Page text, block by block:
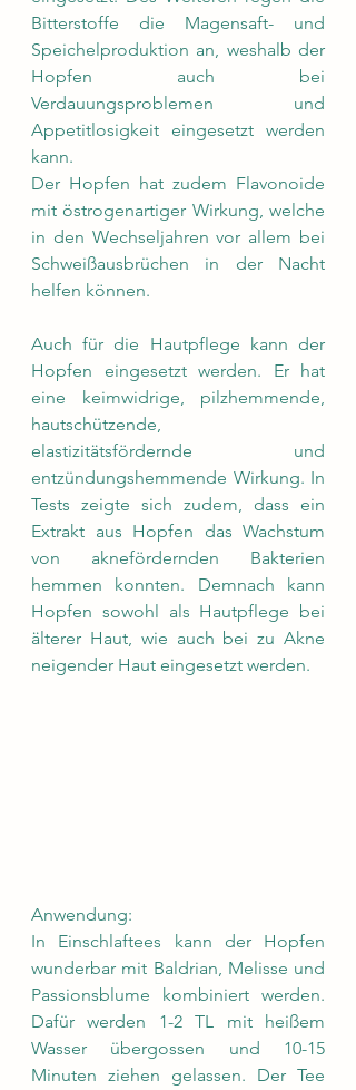
Bitterstoffe die Magensaft- und
Speichelproduktion an, weshalb der
Hopfen auch bei
Verdauungsproblemen und
Appetitlosigkeit eingesetzt werden
kann.
Der Hopfen hat zudem Flavonoide
mit östrogenartiger Wirkung, welche
in den Wechseljahren vor allem bei
Schweißausbrüchen in der Nacht
helfen können.
Auch für die Hautpflege kann der
Hopfen eingesetzt werden. Er hat
eine keimwidrige, pilzhemmende,
hautschützende,
elastizitätsfördernde und
entzündungshemmende Wirkung. In
Tests zeigte sich zudem, dass ein
Extrakt aus Hopfen das Wachstum
von aknefördernden Bakterien
hemmen konnten. Demnach kann
Hopfen sowohl als Hautpflege bei
älterer Haut, wie auch bei zu Akne
neigender Haut eingesetzt werden.
Anwendung:
In Einschlaftees kann der Hopfen
wunderbar mit Baldrian, Melisse und
Passionsblume kombiniert werden.
Dafür werden 1-2 TL mit heißem
Wasser übergossen und 10-15
Minuten ziehen gelassen. Der Tee